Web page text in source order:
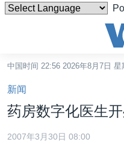
碍
链
接
跳
转
中国
中国时间 22:56 2026年8月7日 星
新闻
药房数字化医生
2007年3月30日 08:00